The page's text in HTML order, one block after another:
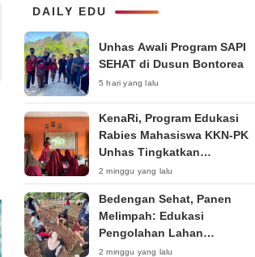
DAILY EDU
Unhas Awali Program SAPI
SEHAT di Dusun Bontorea
5 hari yang lalu
KenaRi, Program Edukasi
Rabies Mahasiswa KKN-PK
Unhas Tingkatkan
Kesadaran Siswa SD Negeri 4
Maccorawalie
2 minggu yang lalu
Bedengan Sehat, Panen
Melimpah: Edukasi
Pengolahan Lahan
Bedengan Organik bagi KWT
2 minggu yang lalu